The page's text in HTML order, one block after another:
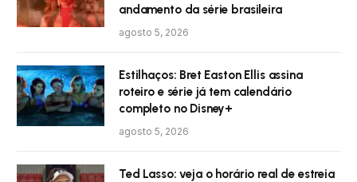
andamento da série brasileira
agosto 5, 2026
Estilhaços: Bret Easton Ellis assina
roteiro e série já tem calendário
completo no Disney+
agosto 5, 2026
Ted Lasso: veja o horário real de estreia